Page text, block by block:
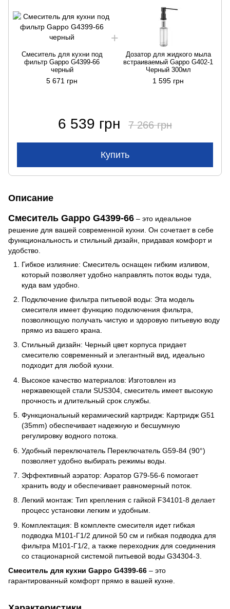
Смеситель для кухни под
фильтр Gappo G4399-66
черный
5 671 грн
Дозатор для жидкого мыла
встраиваемый Gappo G402-1
Черный 300мл
1 595 грн
6 539 грн 7 266 грн
Купить
Описание
Смеситель Gappo G4399-66 – это идеальное
решение для вашей современной кухни. Он сочетает в себе
функциональность и стильный дизайн, придавая комфорт и
удобство.
Гибкое излияние: Смеситель оснащен гибким изливом,
который позволяет удобно направлять поток воды туда,
куда вам удобно.
Подключение фильтра питьевой воды: Эта модель
смесителя имеет функцию подключения фильтра,
позволяющую получать чистую и здоровую питьевую воду
прямо из вашего крана.
Стильный дизайн: Черный цвет корпуса придает
смесителю современный и элегантный вид, идеально
подходит для любой кухни.
Высокое качество материалов: Изготовлен из
нержавеющей стали SUS304, смеситель имеет высокую
прочность и длительный срок службы.
Функциональный керамический картридж: Картридж G51
(35mm) обеспечивает надежную и бесшумную
регулировку водного потока.
Удобный переключатель Переключатель G59-84 (90°)
позволяет удобно выбирать режимы воды.
Эффективный аэратор: Аэратор G79-56-6 помогает
хранить воду и обеспечивает равномерный поток.
Легкий монтаж: Тип крепления с гайкой F34101-8 делает
процесс установки легким и удобным.
Комплектация: В комплекте смесителя идет гибкая
подводка M101-Г1/2 длиной 50 см и гибкая подводка для
фильтра M101-Г1/2, а также переходник для соединения
со стационарной системой питьевой воды G34304-3.
Смеситель для кухни Gappo G4399-66 – это
гарантированный комфорт прямо в вашей кухне.